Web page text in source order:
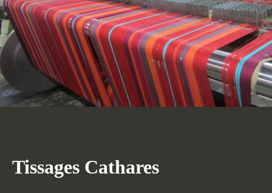
Tissages Cathares